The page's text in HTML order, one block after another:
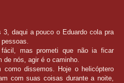
daqui a pouco o Eduardo cola pra
mas prometi que não ia ficar
de nós, agir é o caminho.
dissemos. Hoje o helicóptero
com suas coisas durante a noite,